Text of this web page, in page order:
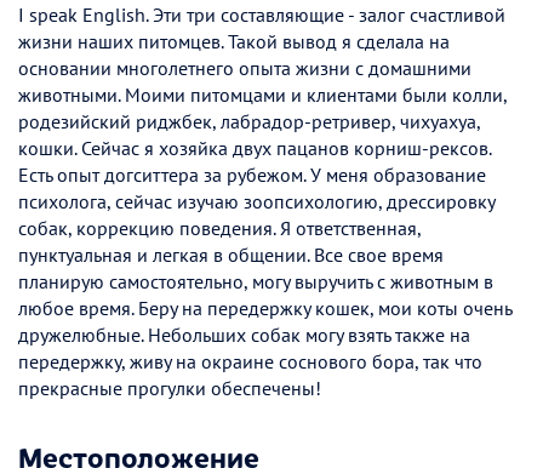
I speak English. Эти три составляющие - залог счастливой
жизни наших питомцев. Такой вывод я сделала на
основании многолетнего опыта жизни с домашними
животными. Моими питомцами и клиентами были колли,
родезийский риджбек, лабрадор-ретривер, чихуахуа,
кошки. Сейчас я хозяйка двух пацанов корниш-рексов.
Есть опыт догситтера за рубежом. У меня образование
психолога, сейчас изучаю зоопсихологию, дрессировку
собак, коррекцию поведения. Я ответственная,
пунктуальная и легкая в общении. Все свое время
планирую самостоятельно, могу выручить с животным в
любое время. Беру на передержку кошек, мои коты очень
дружелюбные. Небольших собак могу взять также на
передержку, живу на окраине соснового бора, так что
прекрасные прогулки обеспечены!
Местоположение